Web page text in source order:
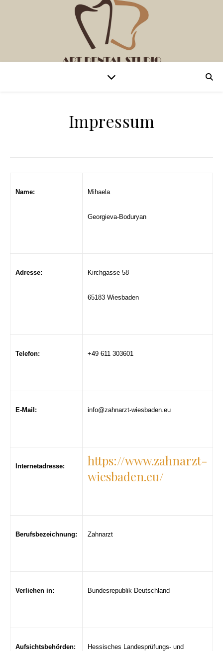
Impressum
Name: Mihaela
Georgieva-Boduryan
Adresse: Kirchgasse 58
65183 Wiesbaden
Telefon: +49 611 303601
E-Mail: info@zahnarzt-wiesbaden.eu
Internetadresse:
https://www.zahnarzt-
wiesbaden.eu/
Berufsbezeichnung: Zahnarzt
Verliehen in: Bundesrepublik Deutschland
Aufsichtsbehörden: Hessisches Landesprüfungs- und